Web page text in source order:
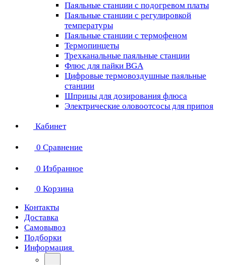
Паяльные станции с подогревом платы
Паяльные станции с регулировкой
температуры
Паяльные станции с термофеном
Термопинцеты
Трехканальные паяльные станции
Флюс для пайки BGA
Цифровые термовоздушные паяльные
станции
Шприцы для дозирования флюса
Электрические оловоотсосы для припоя
Кабинет
0 Сравнение
0 Избранное
0 Корзина
Контакты
Доставка
Самовывоз
Подборки
Информация